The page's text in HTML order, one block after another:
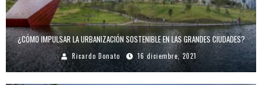
¿CÓMO IMPULSAR LA URBANIZACIÓN SOSTENIBLE EN LAS GRANDES CIUDADES?
Ricardo Donato 16 diciembre, 2021